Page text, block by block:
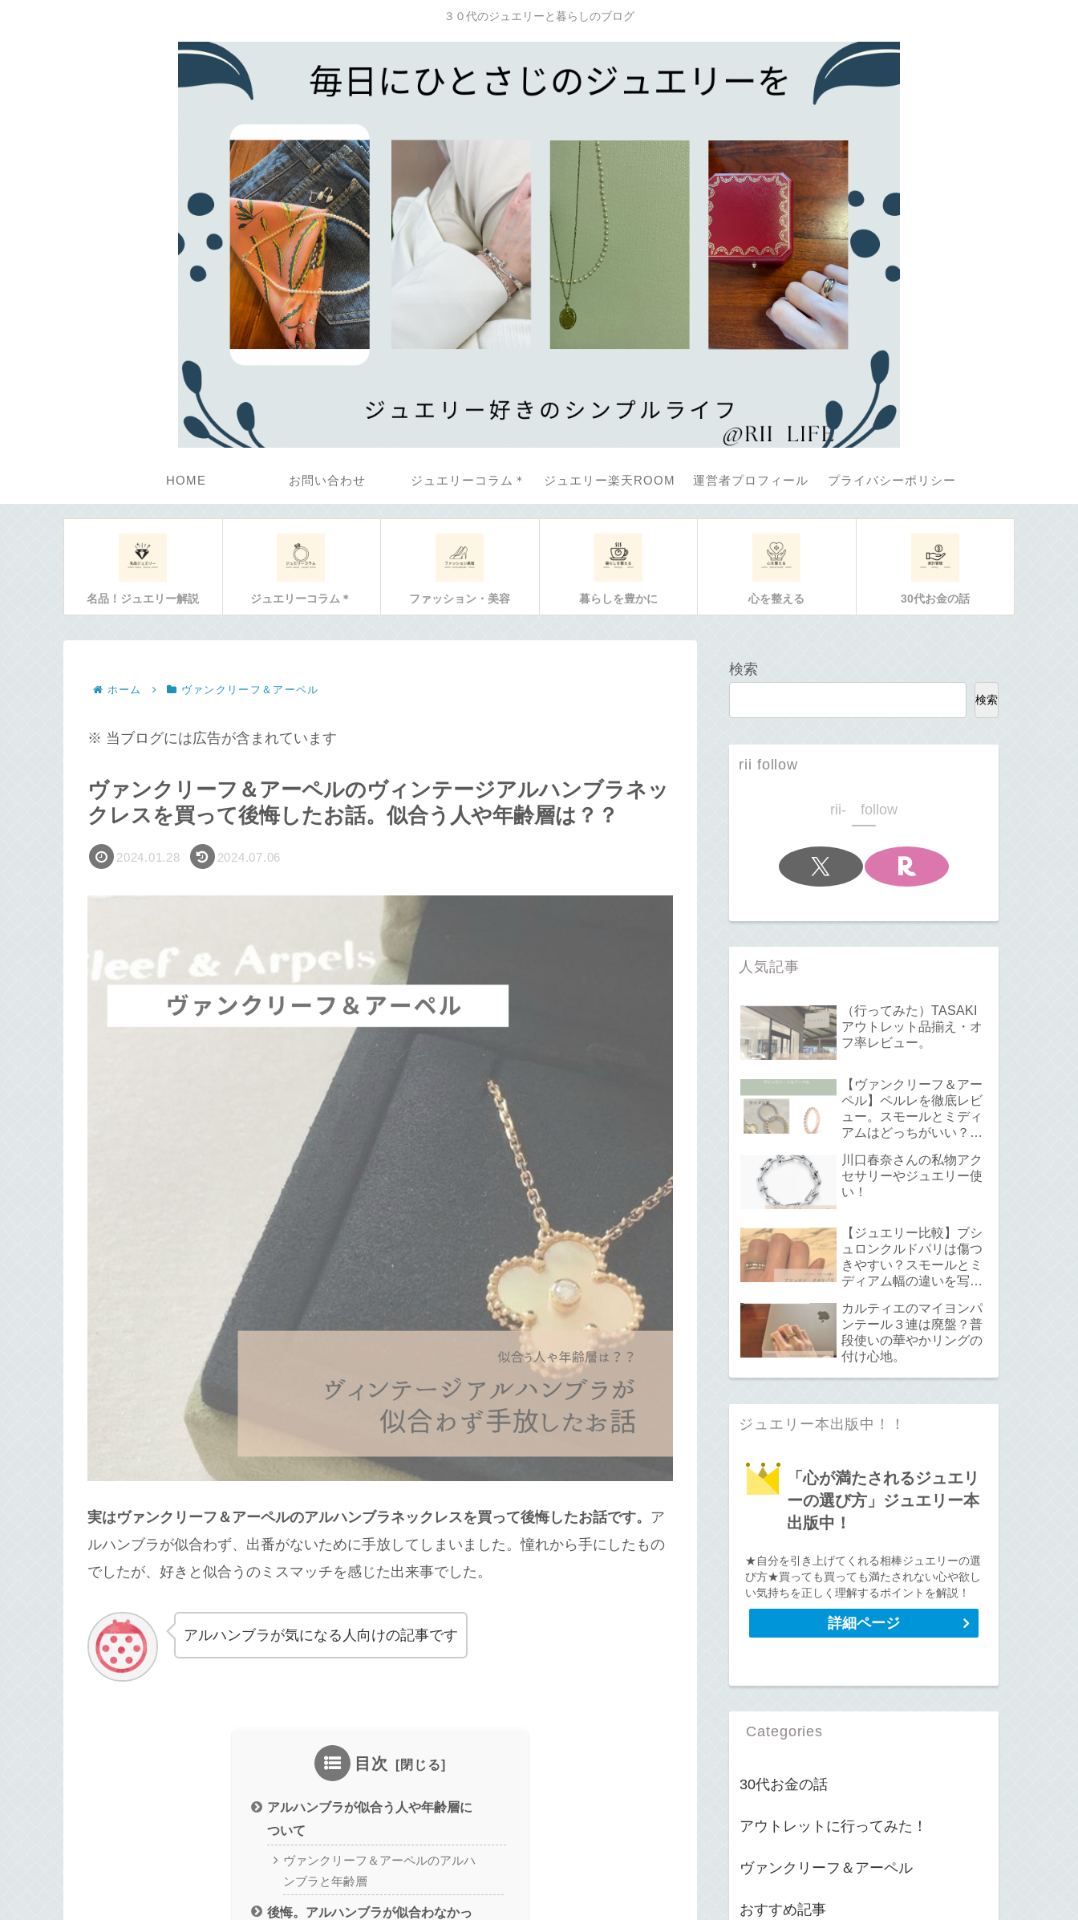
３０代のジュエリーと暮らしのブログ
HOME お問い合わせ ジュエリーコラム＊ ジュエリー楽天ROOM 運営者プロフィール プライバシーポリシー
名品！ジュエリー解説 ジュエリーコラム＊ ファッション・美容 暮らしを豊かに 心を整える 30代お金の話
ホーム ヴァンクリーフ＆アーペル
※ 当ブログには広告が含まれています
ヴァンクリーフ＆アーペルのヴィンテージアルハンブラネッ
クレスを買って後悔したお話。似合う人や年齢層は？？
2024.01.28 2024.07.06
実はヴァンクリーフ＆アーペルのアルハンブラネックレスを買って後悔したお話です。 ア
ルハンブラが似合わず、出番がないために手放してしまいました。憧れから手にしたもの
でしたが、好きと似合うのミスマッチを感じた出来事でした。
アルハンブラが気になる人向けの記事です
目次
アルハンブラが似合う人や年齢層に
ついて
ヴァンクリーフ＆アーペルのアルハ
ンブラと年齢層
後悔。アルハンブラが似合わなかっ
検索
検索
rii follow
rii- follow
人気記事
（行ってみた）TASAKI
アウトレット品揃え・オ
フ率レビュー。
【ヴァンクリーフ＆アー
ペル】ペルレを徹底レビ
ュー。スモールとミディ
アムはどっちがいい？サ
て。
川口春奈さんの私物アク
セサリーやジュエリー使
い！
【ジュエリー比較】ブシ
ュロンクルドパリは傷つ
きやすい？スモールとミ
ディアム幅の違いを写真
カルティエのマイヨンパ
ンテール３連は廃盤？普
段使いの華やかリングの
付け心地。
ジュエリー本出版中！！
「心が満たされるジュエリ
ーの選び方」ジュエリー本
出版中！
★自分を引き上げてくれる相棒ジュエリーの選
び方★買っても買っても満たされない心や欲し
い気持ちを正しく理解するポイントを解説！
詳細ページ
Categories
30代お金の話
アウトレットに行ってみた！
ヴァンクリーフ＆アーペル
おすすめ記事